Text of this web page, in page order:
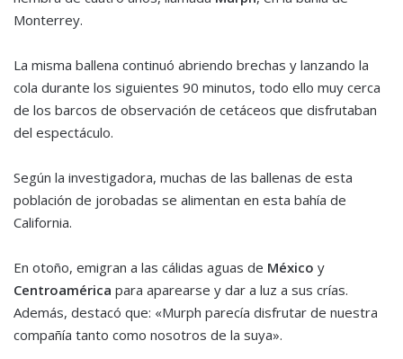
Monterrey.
La misma ballena continuó abriendo brechas y lanzando la
cola durante los siguientes 90 minutos, todo ello muy cerca
de los barcos de observación de cetáceos que disfrutaban
del espectáculo.
Según la investigadora, muchas de las ballenas de esta
población de jorobadas se alimentan en esta bahía de
California.
En otoño, emigran a las cálidas aguas de México y
Centroamérica para aparearse y dar a luz a sus crías.
Además, destacó que: «Murph parecía disfrutar de nuestra
compañía tanto como nosotros de la suya».